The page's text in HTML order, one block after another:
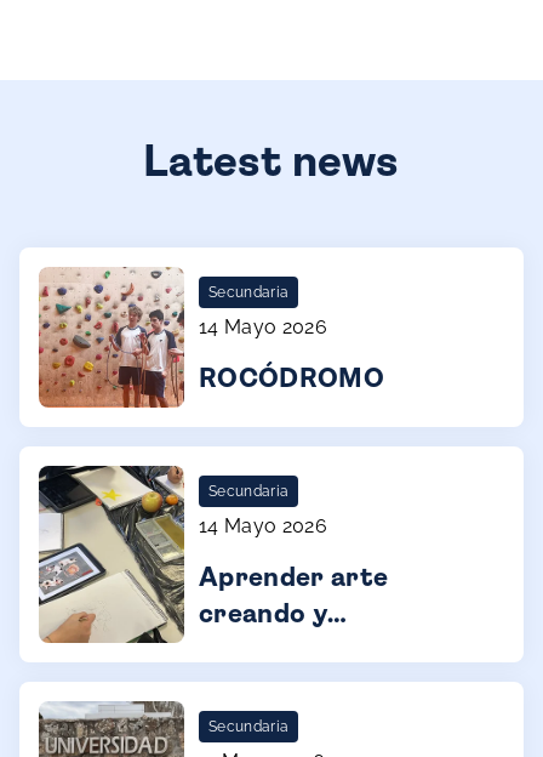
Latest news
Secundaria
14 Mayo 2026
ROCÓDROMO
Secundaria
14 Mayo 2026
Aprender arte
creando y
Secundaria